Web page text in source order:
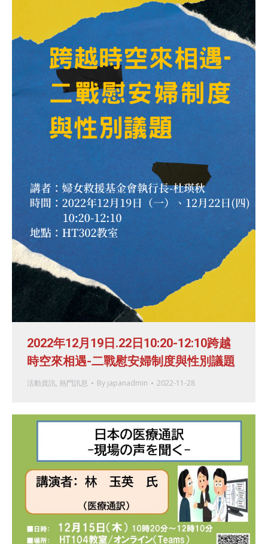
2022年12月19日.22日10:20-12:10跨越
時空來相遇-二戰慰安婦制度與性別議題
活動資訊, 熱門訊息 By japanadmin 2022-11-28